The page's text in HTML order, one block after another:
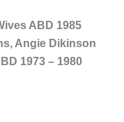
ABD 1985
Angie Dikinson
1973 – 1980